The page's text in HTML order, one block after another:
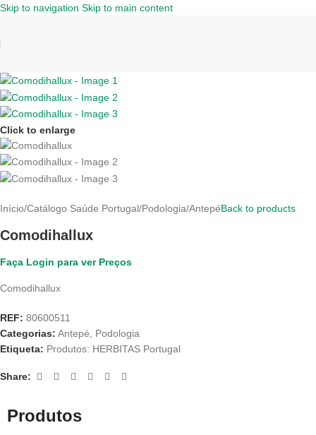
Skip to navigation Skip to main content
Produtos
Click to enlarge
Início/Catálogo Saúde Portugal/Podologia/AntepéBack to products
Comodihallux
Faça Login para ver Preços
Comodihallux
REF: 80600511
Categorias: Antepé
Podologia
Etiqueta: Produtos: HERBITAS Portugal
Share: